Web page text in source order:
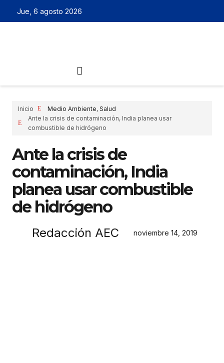
Jue, 6 agosto 2026
Inicio Medio Ambiente, Salud
Ante la crisis de contaminación, India planea usar
combustible de hidrógeno
Ante la crisis de
contaminación, India
planea usar combustible
de hidrógeno
Redacción AEC noviembre 14, 2019